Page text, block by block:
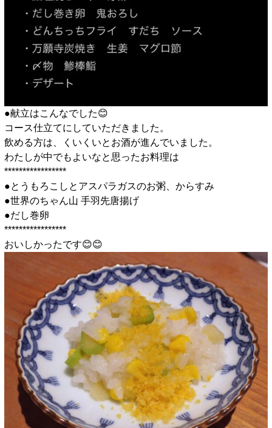
●献立はこんなでした😊
コース仕立てにしていただきました。
飲める方は、くいくいとお酒が進んでいました。
わたしが中でもよいなと思ったお料理は
*****************
●とうもろこしとアスパラガスのお粥、からすみ
●世界のちゃん山 手羽先唐揚げ
●だし巻卵
*****************
おいしかったです😊😊